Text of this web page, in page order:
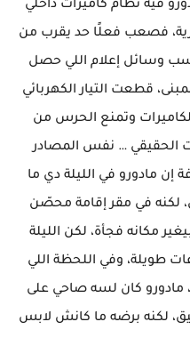
فيه نظام كاميرات داخلي
فصعب فعلًا حد يقرب من
وسائل إعلام اللي حصل
قطعت التيار الكهربائي
وتمنع الحرس من
الحقيقي … نفس المصادر
إن مادورو في الليلة دي ما
لكنه في مقر إقامة محصّن
مكانه فجأة، لكن الليلة
طويلة، وفي اللحظة اللي
مادورو كان لسه صاحي على
لكنه برضه ما كانش لابس